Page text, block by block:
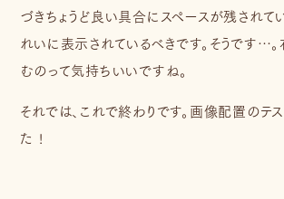
づきちょうど良い具合にスペースが残されて
れいに表示されているべきです。そうです…
むのって気持ちいいですね。
それでは、これで終わりです。画像配置のテ
た !